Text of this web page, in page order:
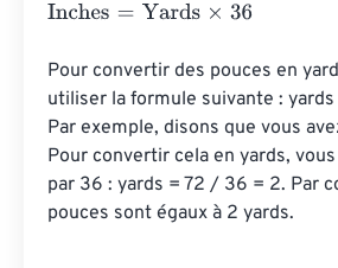
Inches= Yards×36
Pour convertir des pouces en
utiliser la formule suivante :
Par exemple, disons que vous
Pour convertir cela en yards,
par 36 : yards = 72 / 36 = 2. Par
pouces sont égaux à 2 yards.